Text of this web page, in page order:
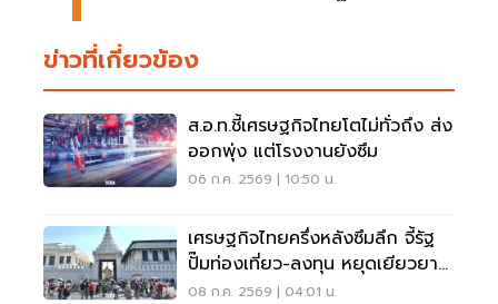
ข่าวที่เกี่ยวข้อง
ส.อ.ท.ชี้เศรษฐกิจไทยโตไม่ทั่วถึง ส่ง
ออกพุ่ง แต่โรงงานยังซึม
06 ก.ค. 2569 | 10:50 น.
เศรษฐกิจไทยครึ่งหลังซึมลึก จี้รัฐ
ปั๊มท่องเที่ยว-ลงทุน หยุดเยียวยา
ฉาบฉวย
08 ก.ค. 2569 | 04:01 น.